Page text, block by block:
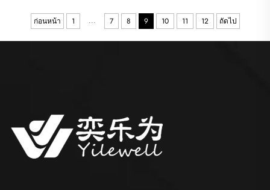
ก่อนหน้า 1 ... 7 8 9 10 11 12 ถัดไป